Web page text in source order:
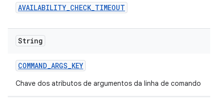
AVAILABILITY_CHECK_TIMEOUT
String
COMMAND_ARGS_KEY
Chave dos atributos de argumentos da linha de comando